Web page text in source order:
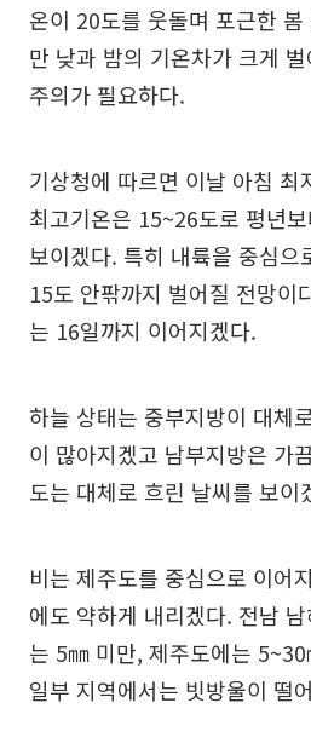
온이 20도를 웃돌며 포근한
만 낮과 밤의 기온차가 크게
주의가 필요하다.
기상청에 따르면 이날 아침 최
최고기온은 15~26도로 평년
보이겠다. 특히 내륙을 중심으
15도 안팎까지 벌어질 전망이
는 16일까지 이어지겠다.
하늘 상태는 중부지방이 대체
이 많아지겠고 남부지방은 가
도는 대체로 흐린 날씨를 보이
비는 제주도를 중심으로 이어
에도 약하게 내리겠다. 전남
는 5㎜ 미만, 제주도에는
일부 지역에서는 빗방울이 떨